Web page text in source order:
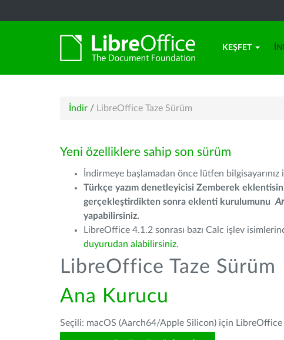
KEŞFET
İndir / LibreOffice Taze Sürüm
Yeni özelliklere sahip son sürüm
İndirmeye başlamadan önce lütfen
Türkçe yazım denetleyicisi Zemberek
gerçekleştirdikten sonra eklenti kurulumunu
yapabilirsiniz.
LibreOffice 4.1.2 sonrası bazı Calc işlev
duyurudan alabilirsiniz.
LibreOffice Taze Sürüm
Ana Kurucu
Seçili: macOS (Aarch64/Apple Silicon) için LibreOffice